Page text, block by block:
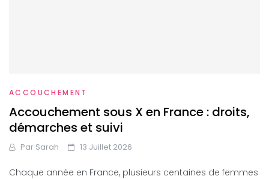
ACCOUCHEMENT
Accouchement sous X en France : droits,
démarches et suivi
Par Sarah 13 Juillet 2026
Chaque année en France, plusieurs centaines de femmes